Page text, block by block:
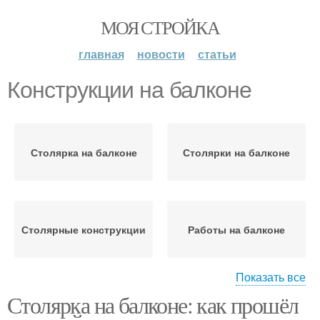
МОЯ СТРОЙКА
главная новости статьи
Конструкции на балконе
Столярка на балконе Столярки на балконе
Столярные конструкции Работы на балконе
Чемпионат на балконе
Показать все
Столярка на балконе: как прошёл